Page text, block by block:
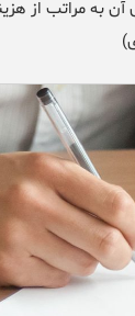
آن به مراتب از